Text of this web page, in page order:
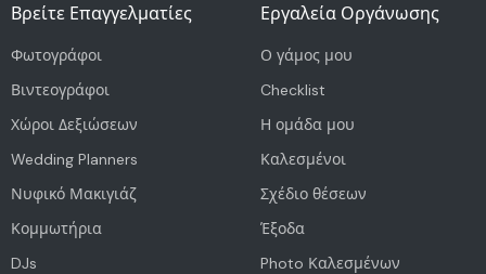
Βρείτε Επαγγελματίες
Φωτογράφοι
Βιντεογράφοι
Χώροι Δεξιώσεων
Wedding Planners
Νυφικό Μακιγιάζ
Κομμωτήρια
DJs
Εργαλεία Οργάνωσης
Ο γάμος μου
Checklist
Η ομάδα μου
Καλεσμένοι
Σχέδιο θέσεων
Έξοδα
Photo Καλεσμένων